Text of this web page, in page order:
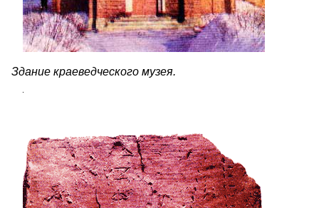
Здание краеведческого музея.